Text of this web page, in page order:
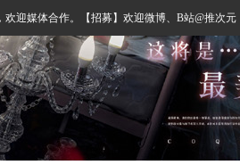
欢迎媒体合作。【招募】欢迎微博、B站@推次